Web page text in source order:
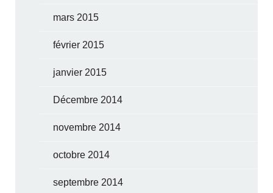
mars 2015
février 2015
janvier 2015
Décembre 2014
novembre 2014
octobre 2014
septembre 2014